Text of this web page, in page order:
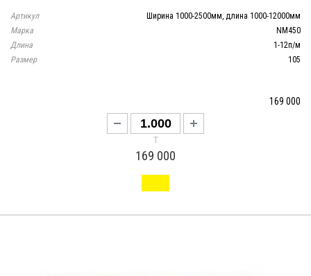
Артикул
Ширина 1000-2500мм, длина 1000-12000мм
Марка
NM450
Длина
1-12п/м
Размер
105
169 000
т
169 000